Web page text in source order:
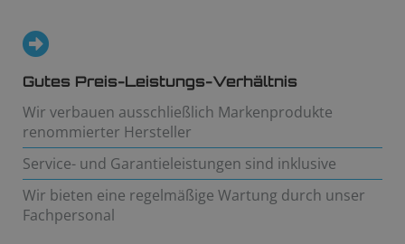
Gutes Preis-Leistungs-Verhältnis
Wir verbauen ausschließlich Markenprodukte
renommierter Hersteller
Service- und Garantieleistungen sind inklusive
Wir bieten eine regelmäßige Wartung durch unser
Fachpersonal